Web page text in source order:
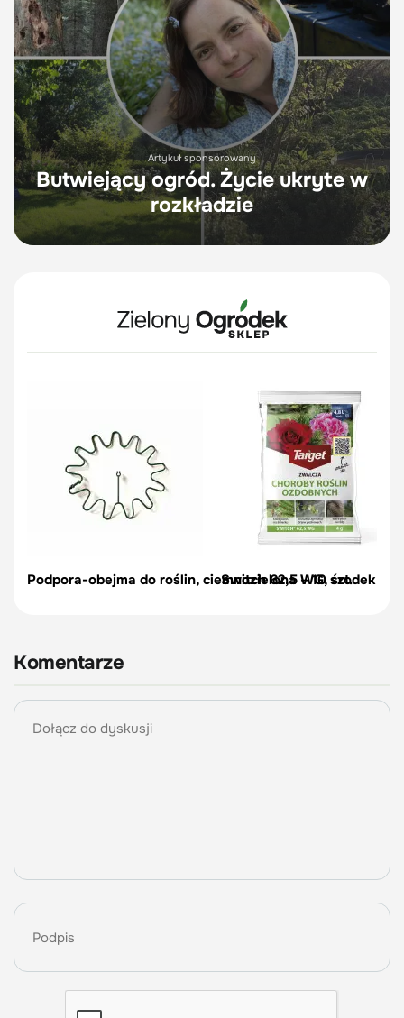
Artykuł sponsorowany
Butwiejący ogród. Życie ukryte w
rozkładzie
Podpora-obejma do roślin, ciemnozielona – 10 szt.
Switch 62,5 WG, środek
Komentarze